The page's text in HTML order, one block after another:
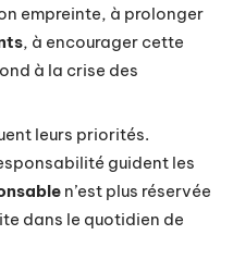
empreinte, à prolonger
, à encourager cette
à la crise des
leurs priorités.
guident les
n’est plus réservée
dans le quotidien de